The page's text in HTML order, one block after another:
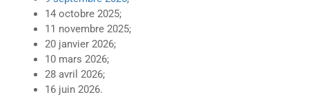
14 octobre 2025;
11 novembre 2025;
20 janvier 2026;
10 mars 2026;
28 avril 2026;
16 juin 2026.